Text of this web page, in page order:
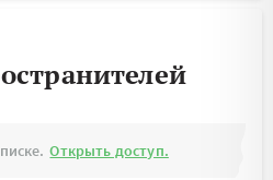
Открыть доступ.